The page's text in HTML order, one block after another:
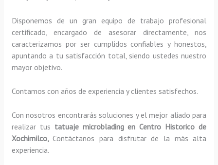
Disponemos de un gran equipo de trabajo profesional
certificado, encargado de asesorar directamente, nos
caracterizamos por ser cumplidos confiables y honestos,
apuntando a tu satisfacción total, siendo ustedes nuestro
mayor objetivo.
Contamos con años de experiencia y clientes satisfechos.
Con nosotros encontrarás soluciones y el mejor aliado para
realizar tus tatuaje microbladingen Centro Historico de
Xochimilco,Contáctanos para disfrutar de la más alta
experiencia.